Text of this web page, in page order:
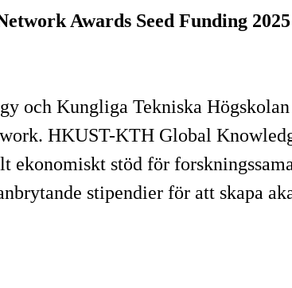
Awards Seed Funding 2025
och Kungliga Tekniska
HKUST-KTH Global
stöd för
stipendier för att skapa